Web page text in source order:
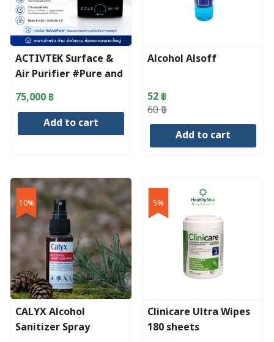
ACTIVTEK Surface &
Air Purifier #Pure and
Clean กรอกโค้ด
[ACT7197]
75,000 ฿
Add to cart
Alcohol Alsoff
60฿
Original
price
52 ฿
Current
price
Add to cart
10%
CALYX Alcohol
Sanitizer Spray
5%
Clinicare Ultra Wipes
180 sheets